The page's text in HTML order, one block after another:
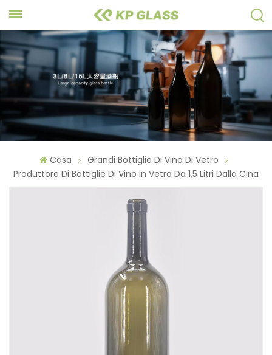
Casa
Grandi Bottiglie Di Vino Di Vetro
Produttore Di Bottiglie Di Vino In Vetro Da 1,5 Litri Dalla Cina